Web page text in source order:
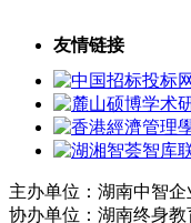
友情链接
主办单位：湖南中智
协办单位：湖南终身